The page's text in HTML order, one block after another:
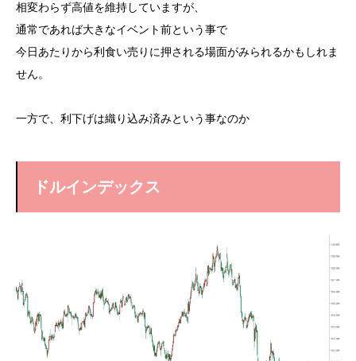
相変わらず高値を維持していますが、
通常であれば大きなイベント前という事で
今日あたりから利食い売りに押される場面がみられるかもしれま
せん。
一方で、利下げは織り込み済みという事なのか
ドルインデックス